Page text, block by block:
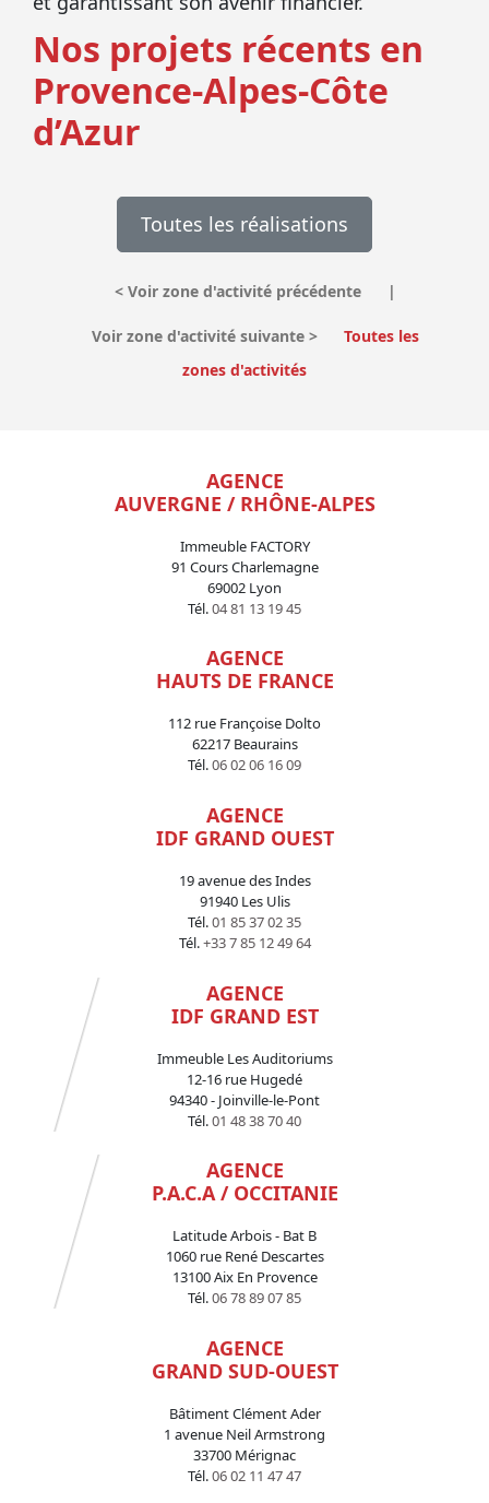
Nos projets récents en
Provence-Alpes-Côte
d’Azur
Toutes les réalisations
< Voir zone d'activité précédente |
Voir zone d'activité suivante >
Toutes les
zones d'activités
AGENCE
AUVERGNE / RHÔNE-ALPES
Immeuble FACTORY
91 Cours Charlemagne
69002 Lyon
Tél.04 81 13 19 45
AGENCE
HAUTS DE FRANCE
112 rue Françoise Dolto
62217 Beaurains
Tél.06 02 06 16 09
AGENCE
IDF GRAND OUEST
19 avenue des Indes
91940 Les Ulis
Tél.01 85 37 02 35
Tél.+33 7 85 12 49 64
AGENCE
IDF GRAND EST
Immeuble Les Auditoriums
12-16 rue Hugedé
94340 - Joinville-le-Pont
Tél.01 48 38 70 40
AGENCE
P.A.C.A / OCCITANIE
Latitude Arbois - Bat B
1060 rue René Descartes
13100 Aix En Provence
Tél.06 78 89 07 85
AGENCE
GRAND SUD-OUEST
Bâtiment Clément Ader
1 avenue Neil Armstrong
33700 Mérignac
Tél.06 02 11 47 47